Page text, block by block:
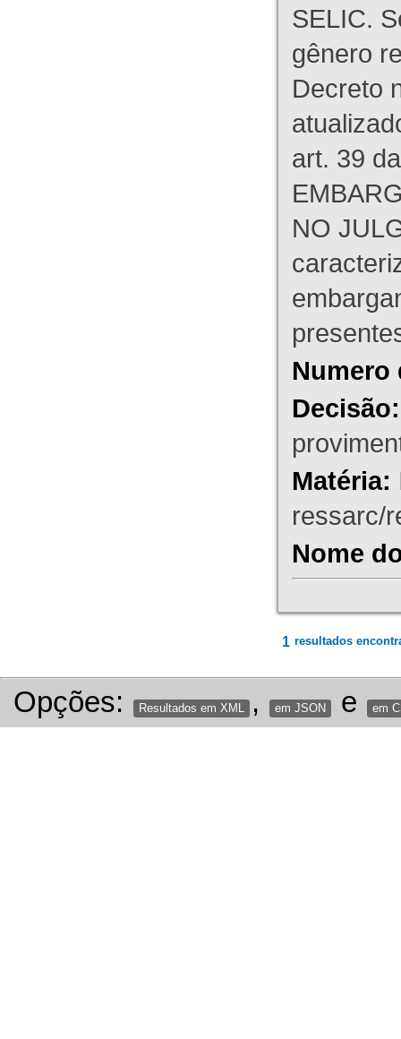
SELIC.
gênero
Decreto
art. 39
NO
Numero
Decisão:
Matéria:
ressarc/
Nome
1 resultados
Opções: Resultados em XML , em JSON e em